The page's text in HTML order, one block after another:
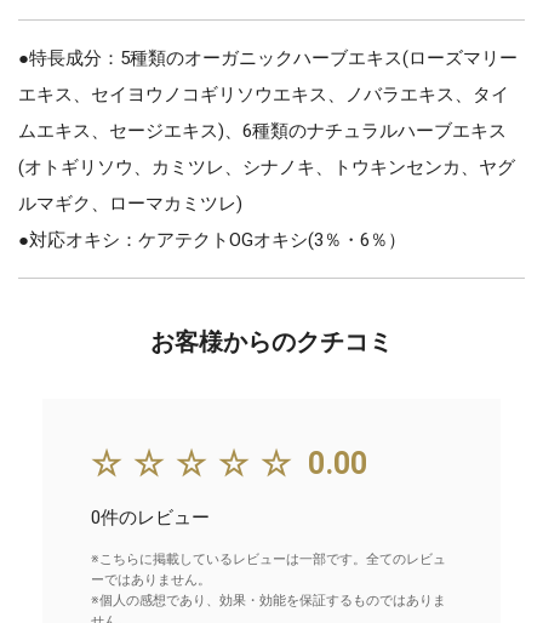
●特長成分：5種類のオーガニックハーブエキス(ローズマリー
エキス、セイヨウノコギリソウエキス、ノバラエキス、タイ
ムエキス、セージエキス)、6種類のナチュラルハーブエキス
(オトギリソウ、カミツレ、シナノキ、トウキンセンカ、ヤグ
ルマギク、ローマカミツレ)
●対応オキシ：ケアテクトOGオキシ(3％・6％）
お客様からのクチコミ
☆☆☆☆☆ 0.00
0件のレビュー
※こちらに掲載しているレビューは一部です。全てのレビュ
ーではありません。
※個人の感想であり、効果・効能を保証するものではありま